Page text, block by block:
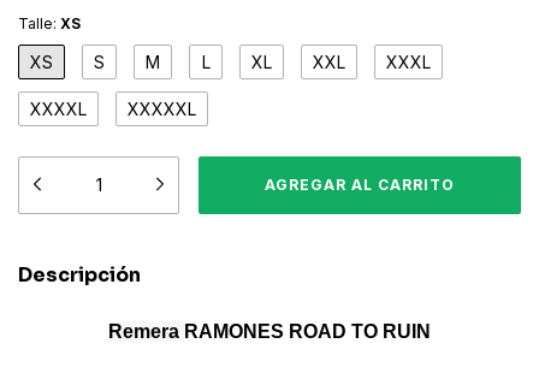
Talle: XS
XS S M L XL XXL XXXL
XXXXL XXXXXL
Descripción
Remera RAMONES ROAD TO RUIN